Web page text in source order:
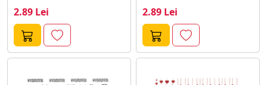
2.89 Lei 2.89 Lei